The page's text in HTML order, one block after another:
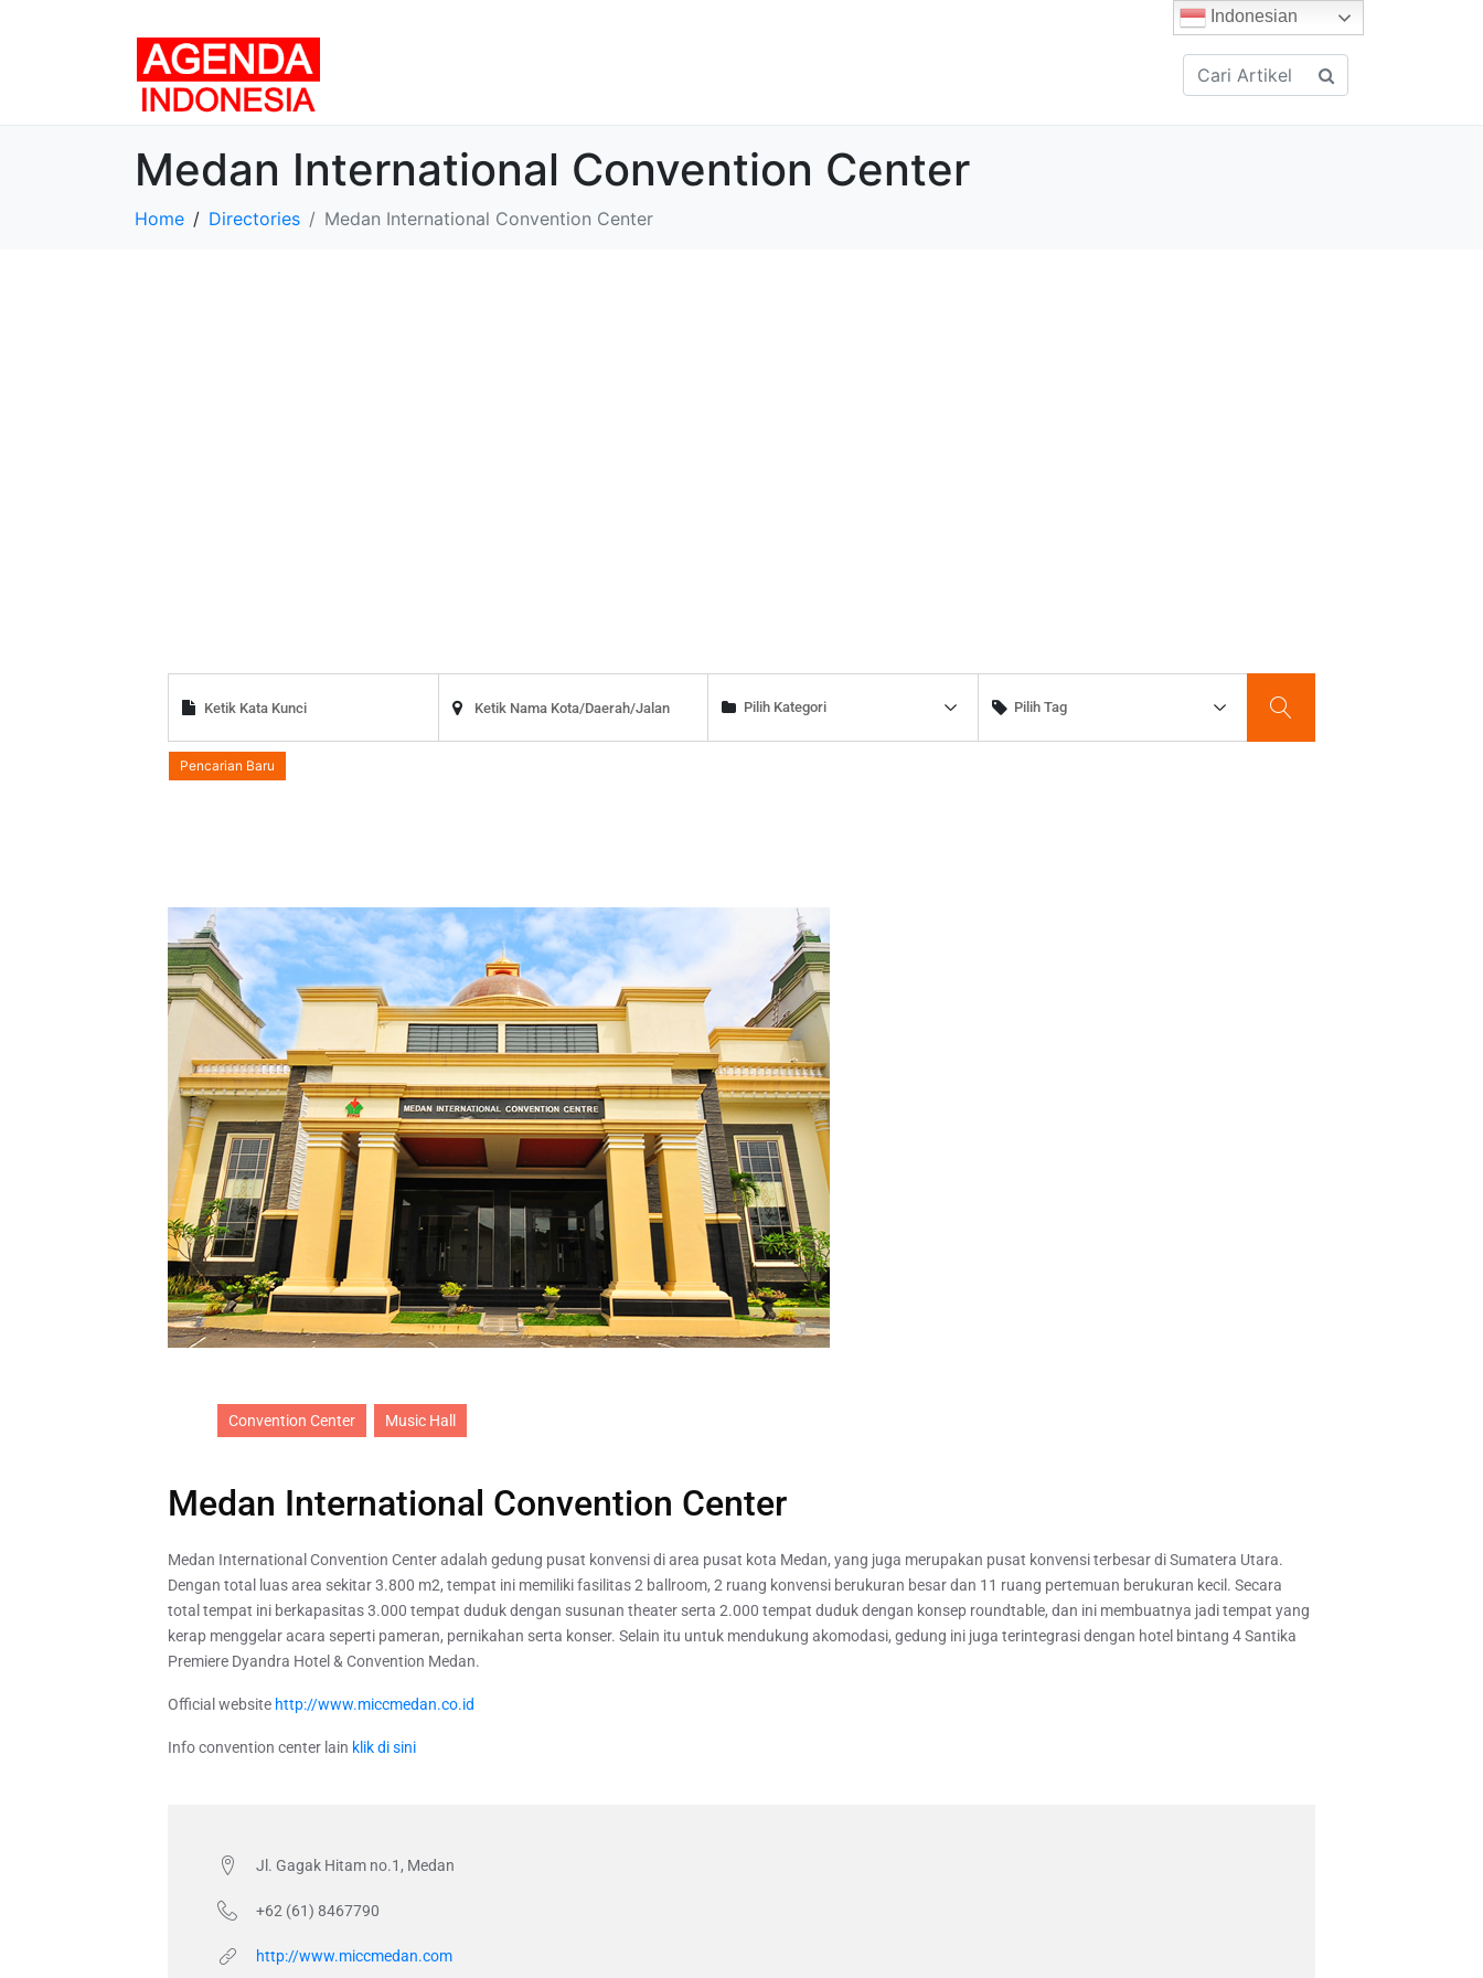
Medan International Convention Center
Home Directories Medan International Convention Center
Convention Center Music Hall
Medan International Convention Center
Medan International Convention Center adalah gedung pusat konvensi di area pusat kota Medan, yang juga merupakan pusat konvensi terbesar di Sumatera Utara.
Dengan total luas area sekitar 3.800 m2, tempat ini memiliki fasilitas 2 ballroom, 2 ruang konvensi berukuran besar dan 11 ruang pertemuan berukuran kecil. Secara
total tempat ini berkapasitas 3.000 tempat duduk dengan susunan theater serta 2.000 tempat duduk dengan konsep roundtable, dan ini membuatnya jadi tempat yang
kerap menggelar acara seperti pameran, pernikahan serta konser. Selain itu untuk mendukung akomodasi, gedung ini juga terintegrasi dengan hotel bintang 4 Santika
Premiere Dyandra Hotel & Convention Medan.
Official website http://www.miccmedan.co.id
Info convention center lain klik di sini
Jl. Gagak Hitam no.1, Medan
+62 (61) 8467790
http://www.miccmedan.com
Indonesian